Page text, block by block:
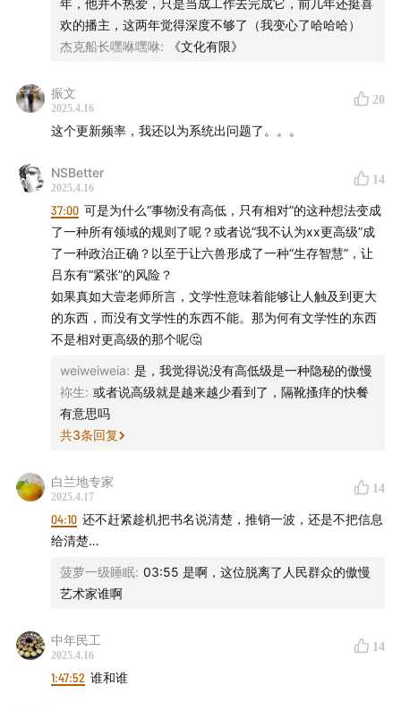
年，他并不热爱，只是当成工作去完成它，前几年还挺喜
欢的播主，这两年觉得深度不够了（我变心了哈哈哈）
杰克船长嘿咻嘿咻: 《文化有限》
振文
2025.4.16
20
这个更新频率，我还以为系统出问题了。。。
NSBetter
2025.4.16
14
37:00 可是为什么“事物没有高低，只有相对”的这种想法变成
了一种所有领域的规则了呢？或者说“我不认为xx更高级”成
了一种政治正确？以至于让六兽形成了一种“生存智慧”，让
吕东有“紧张”的风险？
如果真如大壹老师所言，文学性意味着能够让人触及到更大
的东西，而没有文学性的东西不能。那为何有文学性的东西
不是相对更高级的那个呢🤔
weiweiweia: 是，我觉得说没有高低级是一种隐秘的傲慢
祢生: 或者说高级就是越来越少看到了，隔靴搔痒的快餐
有意思吗
共3条回复
白兰地专家
2025.4.17
14
04:10 还不赶紧趁机把书名说清楚，推销一波，还是不把信息
给清楚…
菠萝一级睡眠: 03:55 是啊，这位脱离了人民群众的傲慢
艺术家谁啊
中年民工
2025.4.16
14
1:47:52 谁和谁